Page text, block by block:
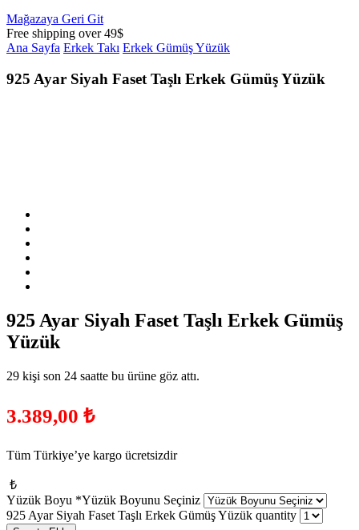
Mağazaya Geri Git
Free shipping over 49$
Ana Sayfa Erkek Takı Erkek Gümüş Yüzük
925 Ayar Siyah Faset Taşlı Erkek Gümüş Yüzük
925 Ayar Siyah Faset Taşlı Erkek Gümüş
Yüzük
29 kişi son 24 saatte bu ürüne göz attı.
3.389,00 ₺
Tüm Türkiye’ye kargo ücretsizdir
₺
Yüzük Boyu *Yüzük Boyunu Seçiniz
925 Ayar Siyah Faset Taşlı Erkek Gümüş Yüzük quantity